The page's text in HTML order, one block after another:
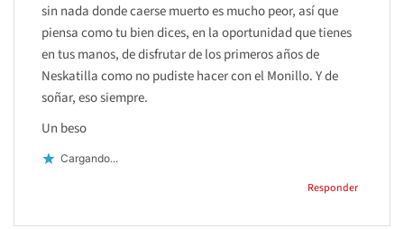
sin nada donde caerse muerto es mucho peor, así que
piensa como tu bien dices, en la oportunidad que tienes
en tus manos, de disfrutar de los primeros años de
Neskatilla como no pudiste hacer con el Monillo. Y de
soñar, eso siempre.
Un beso
Cargando...
Responder